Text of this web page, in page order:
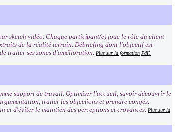
sketch vidéo. Chaque participant(e) joue le rôle du client
de la réalité terrain. Débriefing dont l'objectif est
traiter ses zones d'amélioration. Plus sur la formation PdF.
support de travail. Optimiser l'accueil, savoir découvrir le
traiter les objections et prendre congés.
et d'éviter le maintien des perceptions et croyances. Plus sur la